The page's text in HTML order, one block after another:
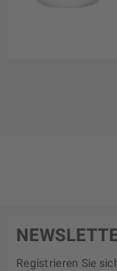
Registrieren Sie